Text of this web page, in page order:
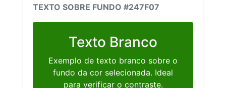
TEXTO SOBRE FUNDO #247F07
Texto Branco
Exemplo de texto branco sobre o
fundo da cor selecionada. Ideal
para verificar o contraste.